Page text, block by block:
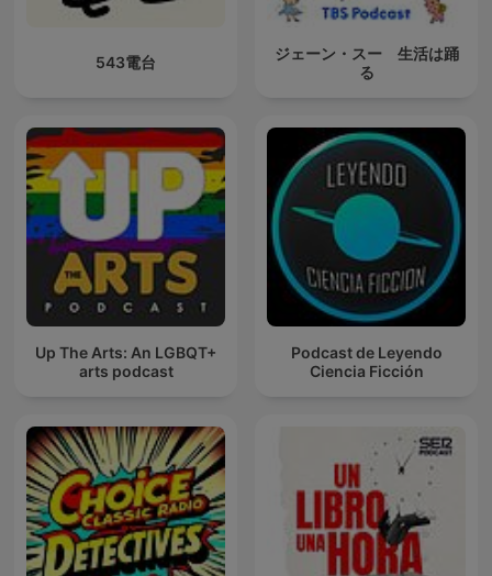
543電台
ジェーン・スー 生活は踊
る
Up The Arts: An LGBQT+
arts podcast
Podcast de Leyendo
Ciencia Ficción